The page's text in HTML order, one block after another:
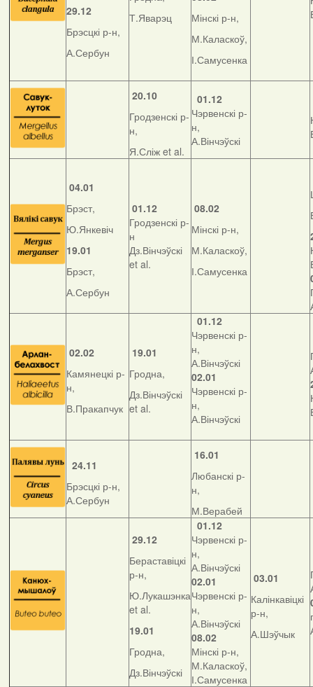
29.12
Брэсцкі р-н,
А.Сербун
Т.Яварэц
Мінскі р-н,
М.Каласкоў,
І.Самусенка
20.10
Гродзенскі р-
н,
Я.Сліж et al.
01.12
Чэрвенскі р-
н,
А.Вінчэўскі
04.01
Брэст,
Ю.Янкевіч
19.01
Брэст,
А.Сербун
01.12
Гродзенскі р-
н
Дз.Вінчэўскі
et al.
08.02
Мінскі р-н,
М.Каласкоў,
І.Самусенка
02.02
Камянецкі р-
н,
В.Пракапчук
19.01
Гродна,
Дз.Вінчэўскі
et al.
01.12
Чэрвенскі р-
н,
А.Вінчэўскі
02.01
Чэрвенскі р-
н,
А.Вінчэўскі
24.11
Брэсцкі р-н,
А.Сербун
16.01
Любанскі р-
н,
М.Верабей
29.12
Бераставіцкі
р-н,
Ю.Лукашэнка
et al.
19.01
Гродна,
Дз.Вінчэўскі
01.12
Чэрвенскі р-
н,
А.Вінчэўскі
02.01
Чэрвенскі р-
н,
А.Вінчэўскі
08.02
Мінскі р-н,
М.Каласкоў,
І.Самусенка
03.01
Калінкавіцкі
р-н,
А.Шэўчык